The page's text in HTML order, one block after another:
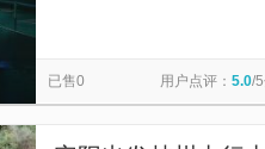
已售0 用户点评： 5.0/